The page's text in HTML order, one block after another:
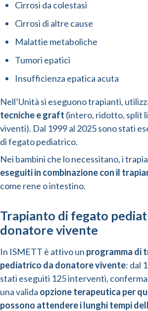
Cirrosi da colestasi
Cirrosi di altre cause
Malattie metaboliche
Tumori epatici
Insufficienza epatica acuta
Nell’Unità si eseguono trapianti,
tecniche e graft (intero, ridotto, split
viventi). Dal 1999 al 2025 sono stati
di fegato pediatrico.
Nei bambini che lo necessitano, i
eseguiti in combinazione con il
come rene o intestino.
Trapianto di fegato
donatore vivente
In ISMETT è attivo un programma di
pediatrico da donatore vivente: dal
stati eseguiti 125 interventi,
una valida opzione terapeutica per
possono attendere i lunghi tempi